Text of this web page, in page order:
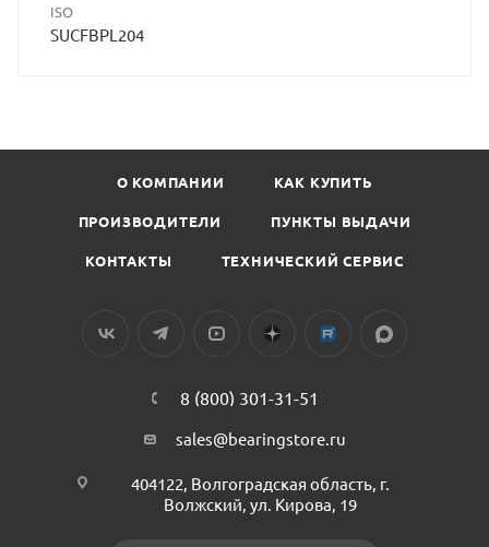
ISO
SUCFBPL204
О КОМПАНИИ КАК КУПИТЬ
ПРОИЗВОДИТЕЛИ ПУНКТЫ ВЫДАЧИ
КОНТАКТЫ ТЕХНИЧЕСКИЙ СЕРВИС
8 (800) 301-31-51
sales@bearingstore.ru
404122, Волгоградская область, г.
Волжский, ул. Кирова, 19